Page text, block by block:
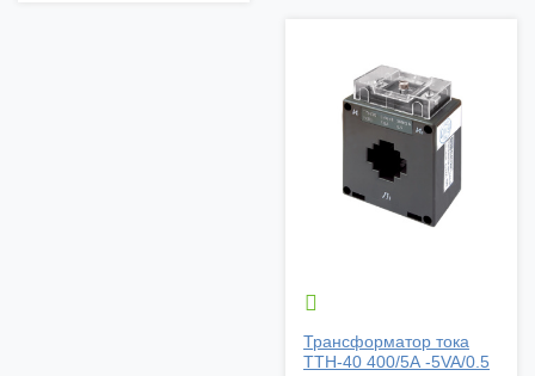

Трансформатор тока
ТТН-40 400/5А -5VA/0.5